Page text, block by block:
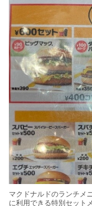
マクドナルドのランチメ
に利用できる特別セット